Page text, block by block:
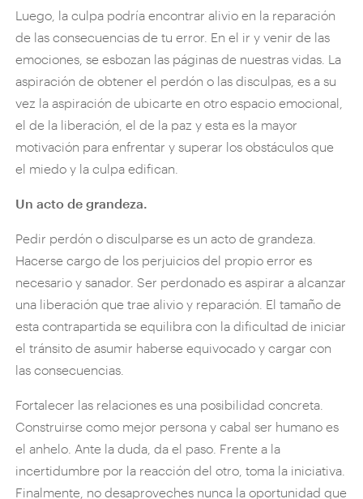
Luego, la culpa podría encontrar alivio en la reparación
de las consecuencias de tu error. En el ir y venir de las
emociones, se esbozan las páginas de nuestras vidas. La
aspiración de obtener el perdón o las disculpas, es a su
vez la aspiración de ubicarte en otro espacio emocional,
el de la liberación, el de la paz y esta es la mayor
motivación para enfrentar y superar los obstáculos que
el miedo y la culpa edifican.
Un acto de grandeza.
Pedir perdón o disculparse es un acto de grandeza.
Hacerse cargo de los perjuicios del propio error es
necesario y sanador. Ser perdonado es aspirar a alcanzar
una liberación que trae alivio y reparación. El tamaño de
esta contrapartida se equilibra con la dificultad de iniciar
el tránsito de asumir haberse equivocado y cargar con
las consecuencias.
Fortalecer las relaciones es una posibilidad concreta.
Construirse como mejor persona y cabal ser humano es
el anhelo. Ante la duda, da el paso. Frente a la
incertidumbre por la reacción del otro, toma la iniciativa.
Finalmente, no desaproveches nunca la oportunidad que